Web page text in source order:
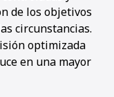
de los objetivos
circunstancias.
optimizada
en una mayor